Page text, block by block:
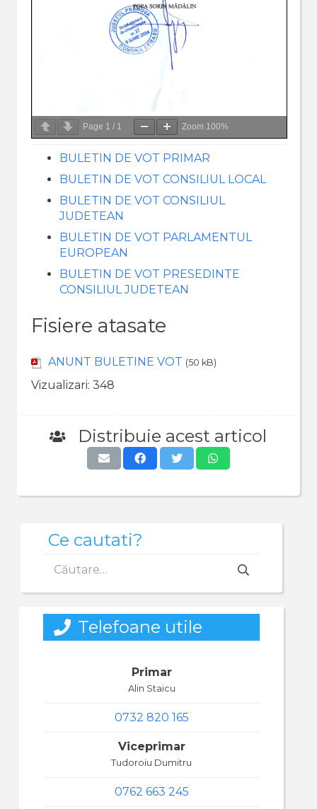
Page 1 / 1 Zoom 100%
BULETIN DE VOT PRIMAR
BULETIN DE VOT CONSILIUL LOCAL
BULETIN DE VOT CONSILIUL
JUDETEAN
BULETIN DE VOT PARLAMENTUL
EUROPEAN
BULETIN DE VOT PRESEDINTE
CONSILIUL JUDETEAN
Fisiere atasate
ANUNT BULETINE VOT (50 kB)
Vizualizari: 348
Distribuie acest articol
Ce cautati?
după:
Telefoane utile
Primar
Alin Staicu
0732 820 165
Viceprimar
Tudoroiu Dumitru
0762 663 245